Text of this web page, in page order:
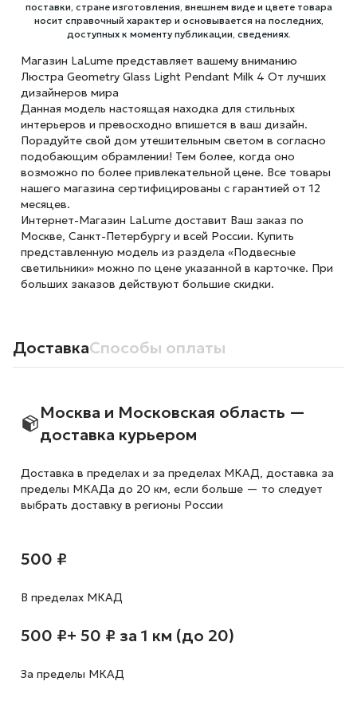
поставки, стране изготовления, внешнем виде и цвете товара
носит справочный характер и основывается на последних,
доступных к моменту публикации, сведениях.
Магазин LaLume представляет вашему вниманию
Люстра Geometry Glass Light Pendant Milk 4 От лучших
дизайнеров мира
Данная модель настоящая находка для стильных
интерьеров и превосходно впишется в ваш дизайн.
Порадуйте свой дом утешительным светом в согласно
подобающим обрамлении! Тем более, когда оно
возможно по более привлекательной цене. Все товары
нашего магазина сертифицированы с гарантией от 12
месяцев.
Интернет-Магазин LaLume доставит Ваш заказ по
Москве, Санкт-Петербургу и всей России. Купить
представленную модель из раздела «Подвесные
светильники» можно по цене указанной в карточке. При
больших заказов действуют большие скидки.
ДоставкаСпособы оплаты
Москва и Московская область —
доставка курьером
Доставка в пределах и за пределах МКАД, доставка за
пределы МКАДа до 20 км, если больше — то следует
выбрать доставку в регионы России
500 ₽
В пределах МКАД
500 ₽+ 50 ₽ за 1 км (до 20)
За пределы МКАД